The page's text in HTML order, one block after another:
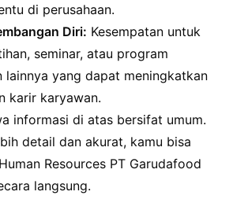
di perusahaan.
Diri: Kesempatan untuk
seminar, atau program
lainnya yang dapat meningkatkan
karir karyawan.
informasi di atas bersifat umum.
detail dan akurat, kamu bisa
Resources PT Garudafood
langsung.